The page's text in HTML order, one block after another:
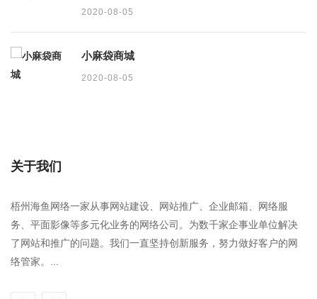
2020-08-05
小麻袋商城
2020-08-05
关于我们
梧州海鱼网络一家从事网站建设、网站推广、企业邮箱、网络服
务、平面影像等多元化业务的网络公司。为数千家企事业单位解决
了网站和推广的问题。我们一直坚持创新服务，努力做好客户的网
络管家。...